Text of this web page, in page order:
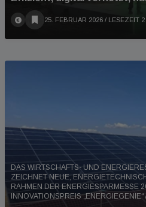
25. FEBRUAR 2026 / LESEZEIT 2
DAS WIRTSCHAFTS- UND
ZEICHNET NEUE,
RAHMEN DER ENERGIESPARMESSE
INNOVATIONSPREIS „ENERGIEGENIE“